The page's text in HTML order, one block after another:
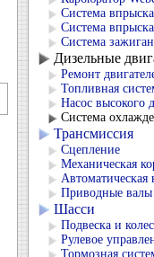
Система
Система
Система
Дизельные
Ремонт
Топливная
Насос высокого
Система
Трансмиссия
Сцепление
Механическая
Автоматическая
Приводные валы
Шасси
Подвеска и
Рулевое
Тормозная